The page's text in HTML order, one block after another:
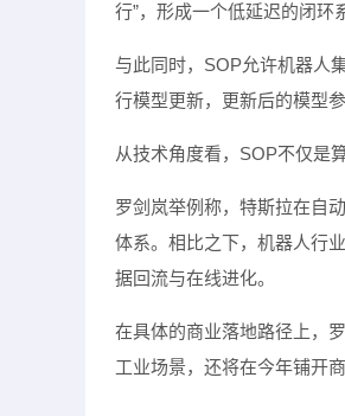
行”，形成一个低延迟的闭环
与此同时，SOP允许机器人
行模型更新，更新后的模型
从技术角度看，SOP不仅是
罗剑岚举例称，特斯拉在自
体系。相比之下，机器人行
据回流与在线进化。
在具体的商业落地路径上，
工业场景，还将在今年铺开